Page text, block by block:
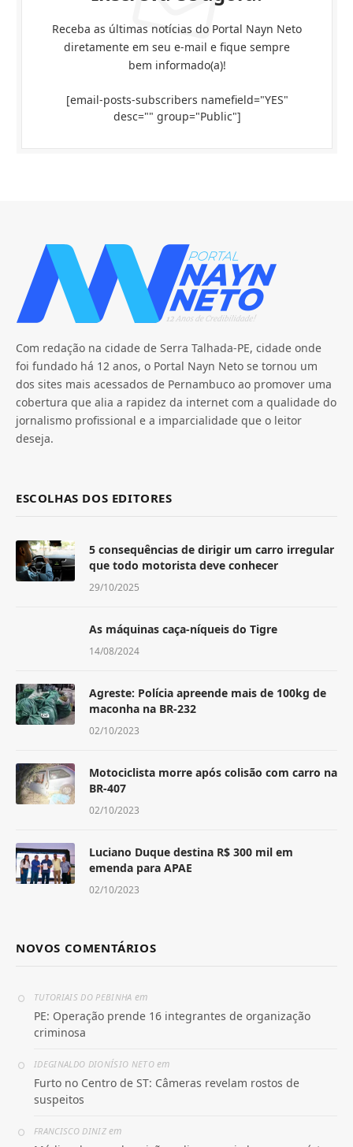
Receba as últimas notícias do Portal Nayn Neto
diretamente em seu e-mail e fique sempre
bem informado(a)!
[email-posts-subscribers namefield="YES"
desc="" group="Public"]
Com redação na cidade de Serra Talhada-PE, cidade onde
foi fundado há 12 anos, o Portal Nayn Neto se tornou um
dos sites mais acessados de Pernambuco ao promover uma
cobertura que alia a rapidez da internet com a qualidade do
jornalismo profissional e a imparcialidade que o leitor
deseja.
ESCOLHAS DOS EDITORES
5 consequências de dirigir um carro irregular
que todo motorista deve conhecer
29/10/2025
As máquinas caça-níqueis do Tigre
14/08/2024
Agreste: Polícia apreende mais de 100kg de
maconha na BR-232
02/10/2023
Motociclista morre após colisão com carro na
BR-407
02/10/2023
Luciano Duque destina R$ 300 mil em
emenda para APAE
02/10/2023
NOVOS COMENTÁRIOS
TUTORIAIS DO PEBINHA em
PE: Operação prende 16 integrantes de organização
criminosa
IDEGINALDO DIONÍSIO NETOem
Furto no Centro de ST: Câmeras revelam rostos de
suspeitos
FRANCISCO DINIZem